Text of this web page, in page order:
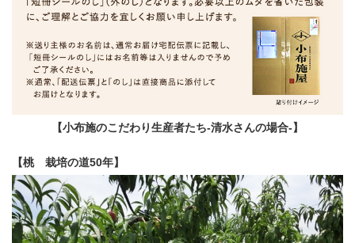
【小布施のこだわり生産者たち-清水さんの場合-】
【桃 栽培の道50年】